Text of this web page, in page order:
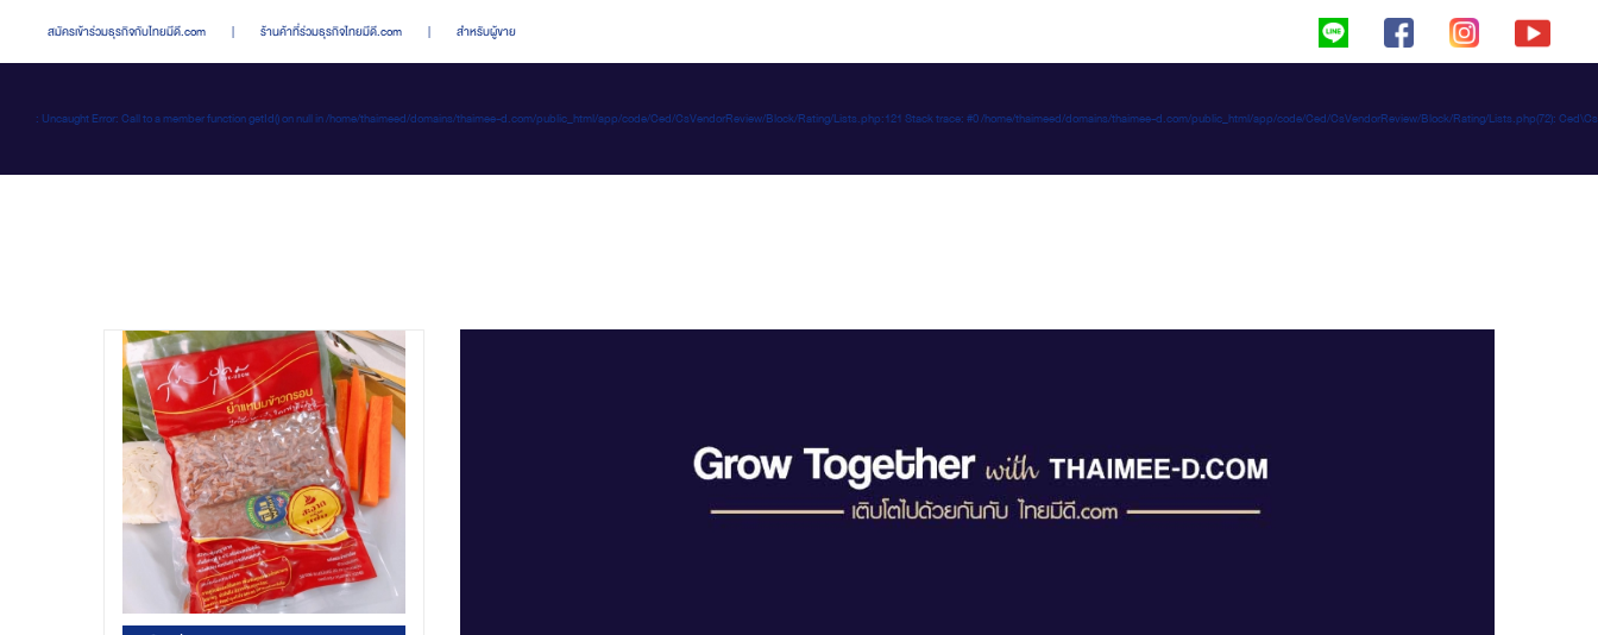
สมัครเข้าร่วมธุรกิจกับไทยมีดี.com | ร้านค้าที่ร่วมธุรกิจไทยมีดี.com | สำหรับผู้ขาย
: Uncaught Error: Call to a member function getId() on null in /home/thaimeed/domains/thaimee-d.com/public_html/app/code/Ced/CsVendorReview/Block/Rating/Lists.php:121 Stack trace: #0 /home/thaimeed/domains/thaimee-d.com/public_html/app/code/Ced/CsVendorReview/Block/Rating/Lists.php(72):